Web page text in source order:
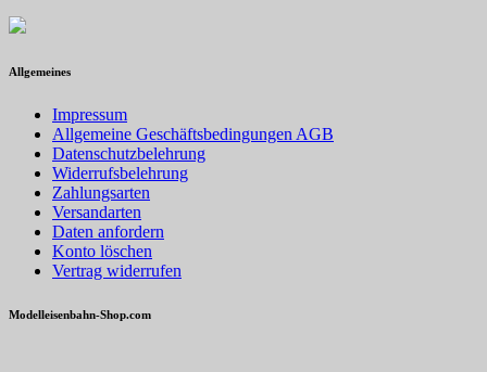
Allgemeines
Impressum
Allgemeine Geschäftsbedingungen AGB
Datenschutzbelehrung
Widerrufsbelehrung
Zahlungsarten
Versandarten
Daten anfordern
Konto löschen
Vertrag widerrufen
Modelleisenbahn-Shop.com